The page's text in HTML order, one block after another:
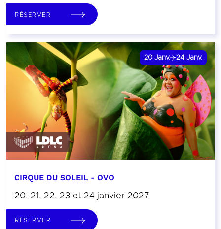
RÉSERVER
20 Janv. 24 Janv.
CIRQUE DU SOLEIL - OVO
20, 21, 22, 23 et 24 janvier 2027
RÉSERVER